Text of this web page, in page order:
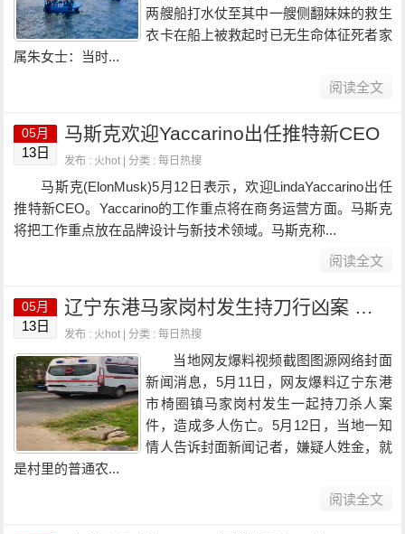
两艘船打水仗至其中一艘侧翻妹妹的救生
衣卡在船上被救起时已无生命体征死者家
属朱女士：当时...
阅读全文
05月
13日
马斯克欢迎Yaccarino出任推特新CEO
发布 : 火hot | 分类 :每日热搜
马斯克(ElonMusk)5月12日表示，欢迎LindaYaccarino出任
推特新CEO。Yaccarino的工作重点将在商务运营方面。马斯克
将把工作重点放在品牌设计与新技术领域。马斯克称...
阅读全文
05月
13日
辽宁东港马家岗村发生持刀行凶案 知情人：至少五户人家受到伤害
发布 : 火hot | 分类 :每日热搜
当地网友爆料视频截图图源网络封面
新闻消息，5月11日，网友爆料辽宁东港
市椅圈镇马家岗村发生一起持刀杀人案
件，造成多人伤亡。5月12日，当地一知
情人告诉封面新闻记者，嫌疑人姓金，就
是村里的普通农...
阅读全文